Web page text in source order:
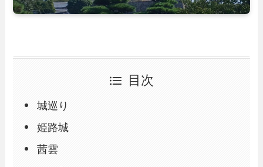
目次
城巡り
姫路城
茜雲